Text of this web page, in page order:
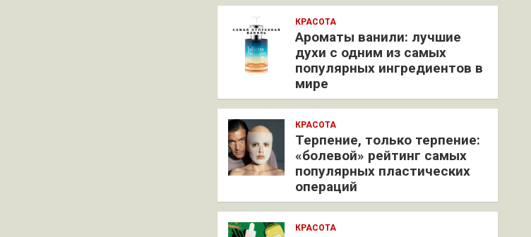
КРАСОТА
Ароматы ванили: лучшие
духи с одним из самых
популярных ингредиентов в
мире
КРАСОТА
Терпение, только терпение:
«болевой» рейтинг самых
популярных пластических
операций
КРАСОТА